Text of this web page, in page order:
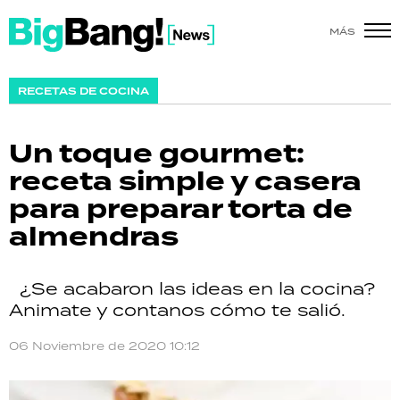
MÁS
RECETAS DE COCINA
Un toque gourmet:
receta simple y casera
para preparar torta de
almendras
¿Se acabaron las ideas en la cocina?
Animate y contanos cómo te salió.
06 Noviembre de 2020 10:12
SHOW
ACTUALIDAD
POLICIALES
ECONOMÍA
GRAN HERMANO
SALUD
DEPORTES